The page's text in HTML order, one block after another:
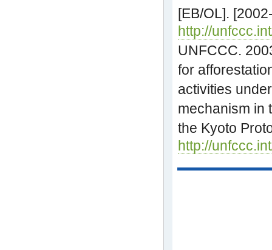
[EB/OL].
http://
UNFCCC.
for
activities
mechanism in
the Kyoto
http://